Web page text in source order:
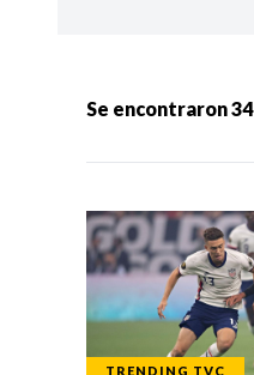
Categorias:
Se encontraron34
TRENDING TVC